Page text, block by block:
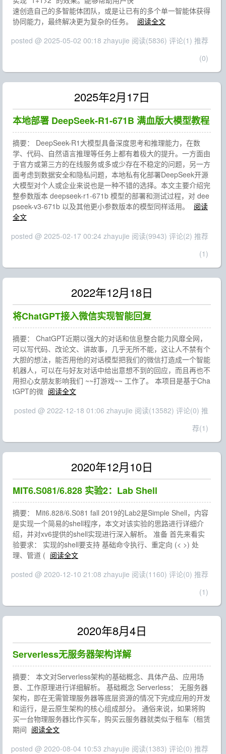
速创造自己的多智能体团队，或是让已有的多个单一智能体获得
协同能力，最终解决更为复杂的任务。
阅读全文
posted @ 2025-05-02 00:18 zhayujie 阅读(5836) 评论(1) 推荐
(0)
2025年2月17日
本地部署 DeepSeek-R1-671B 满血版大模型教程
摘要： DeepSeek-R1大模型具备深度思考和推理能力，在数
学、代码、自然语言推理等任务上都有着极大的提升。一方面由
于官方或第三方的在线服务或多或少存在不稳定的问题，另一方
面考虑到数据安全和隐私问题，本地私有化部署DeepSeek开源
大模型对个人或企业来说也是一种不错的选择。本文主要介绍完
整参数版本 deepseek-r1-671b 模型的部署和测试过程，对 dee
pseek-v3-671b 以及其他更小参数版本的模型同样适用。
阅读
全文
posted @ 2025-02-17 00:24 zhayujie 阅读(9943) 评论(2) 推荐
(1)
2022年12月18日
将ChatGPT接入微信实现智能回复
摘要： ChatGPT近期以强大的对话和信息整合能力风靡全网，
可以写代码、改论文、讲故事，几乎无所不能，这让人不禁有个
大胆的想法，能否用他的对话模型把我们的微信打造成一个智能
机器人，可以在与好友对话中给出意想不到的回应，而且再也不
用担心女朋友影响我们 ~~打游戏~~ 工作了。 本项目是基于Cha
tGPT的微 阅读全文
posted @ 2022-12-18 01:06 zhayujie 阅读(13582) 评论(0) 推
荐(1)
2020年12月10日
MIT6.S081/6.828 实验2：Lab Shell
摘要： Mit6.828/6.S081 fall 2019的Lab2是Simple Shell，内容
是实现一个简易的shell程序，本文对该实验的思路进行详细介
绍，并对xv6提供的shell实现进行深入解析。 准备 首先来看实
验要求： 实现的shell要支持 基础命令执行、重定向 (< >) 处
理、管道 ( 阅读全文
posted @ 2020-12-10 21:08 zhayujie 阅读(1160) 评论(0) 推荐
(1)
2020年8月4日
Serverless无服务器架构详解
摘要： 本文对Serverless架构的基础概念、具体产品、应用场
景、工作原理进行详细解析。 基础概念 Serverless： 无服务器
架构，即在无需管理服务器等底层资源的情况下完成应用的开发
和运行，是云原生架构的核心组成部分。 通俗来说，如果将购
买一台物理服务器比作买车，购买云服务器就类似于租车（租赁
期间 阅读全文
posted @ 2020-08-04 10:53 zhayujie 阅读(1383) 评论(0) 推荐